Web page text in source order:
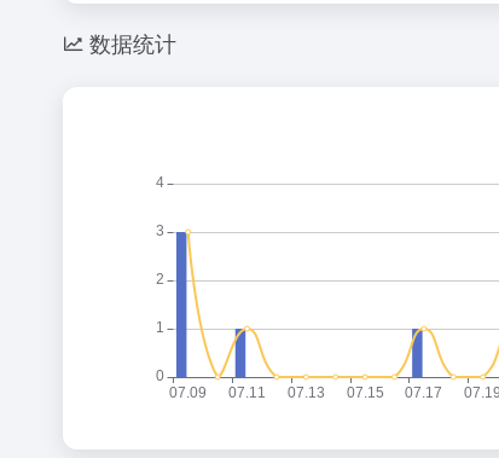
数据统计